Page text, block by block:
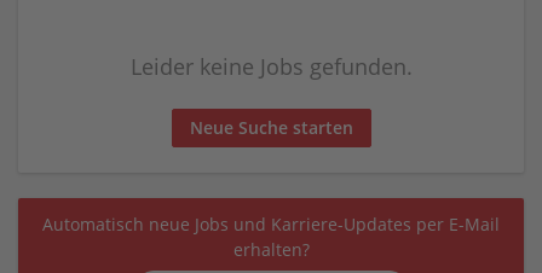
Leider keine Jobs gefunden.
Neue Suche starten
Automatisch neue Jobs und Karriere-Updates per E-Mail
erhalten?